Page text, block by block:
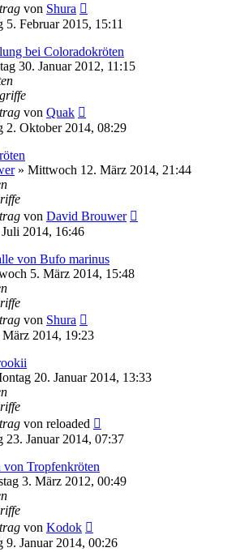
von Shura
5. Februar 2015, 15:11
bei Coloradokröten
30. Januar 2012, 11:15
von Quak
2. Oktober 2014, 08:29
» Mittwoch 12. März 2014, 21:44
von David Brouwer
2014, 16:46
von Bufo marinus
5. März 2014, 15:48
von Shura
März 2014, 19:23
20. Januar 2014, 13:33
von reloaded
23. Januar 2014, 07:37
Tropfenkröten
3. März 2012, 00:49
von Kodok
9. Januar 2014, 00:26